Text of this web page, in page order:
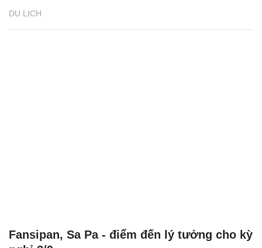
DU LỊCH
Fansipan, Sa Pa - điểm đến lý tưởng cho kỳ